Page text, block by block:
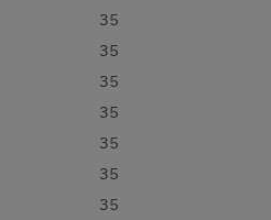
35
35
35
35
35
35
35